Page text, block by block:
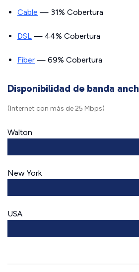
Cable — 31% Cobertura
DSL — 44% Cobertura
Fiber — 69% Cobertura
Disponibilidad de banda
(Internet con más de 25 Mbps)
Walton
New York
USA